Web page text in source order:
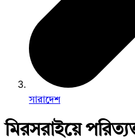
সারাদেশ
মিরসরাইয়ে